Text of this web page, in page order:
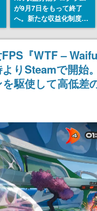
が9月7日をもって終了
へ。新たな収益化制度
「Original Content
Rewards Program」を
発表 『WTF –
よりSteamで開始
駆使して高低差